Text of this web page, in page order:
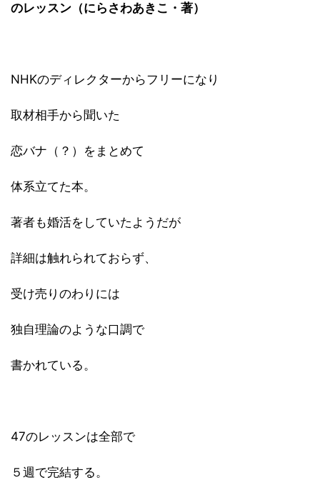
のレッスン（にらさわあきこ・著）
NHKのディレクターからフリーになり
取材相手から聞いた
恋バナ（？）をまとめて
体系立てた本。
著者も婚活をしていたようだが
詳細は触れられておらず、
受け売りのわりには
独自理論のような口調で
書かれている。
47のレッスンは全部で
５週で完結する。